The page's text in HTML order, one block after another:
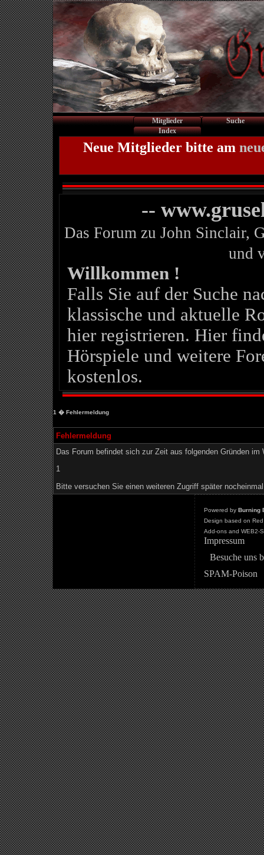
Mitglieder
Suche
Index
Neue Mitglieder bitte am
--
Das Forum zu John Sinclair,
und
Willkommen !
Falls Sie auf der Suche
klassische und aktuelle
hier registrieren. Hier
Hörspiele und weitere
kostenlos.
1 � Fehlermeldung
Fehlermeldung
Das Forum befindet sich zur Zeit aus folgenden Gründen im
1
Bitte versuchen Sie einen weiteren Zugriff später
Powered by Burning
Design based on
Add-ons and WEB2-
Impressum
Besuche uns
SPAM-Poison